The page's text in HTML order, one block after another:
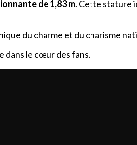
de 1,83 m. Cette stature
du charme et du charisme
dans le cœur des fans.